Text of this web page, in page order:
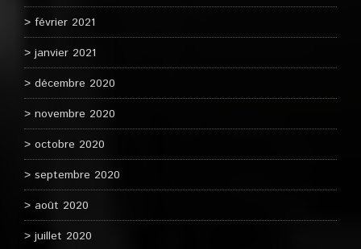
février 2021
janvier 2021
décembre 2020
novembre 2020
octobre 2020
septembre 2020
août 2020
juillet 2020